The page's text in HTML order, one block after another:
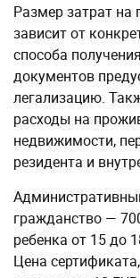
Размер затрат на
зависит от
способа
документов
легализацию.
расходы на
недвижимости,
резидента и
гражданство —
ребенка от 15 до
Цена